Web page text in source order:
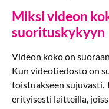
Miksi videon
suorituskykyyn
Videon koko on
Kun videotiedosto on
toistuakseen sujuvasti.
erityisesti laitteilla,